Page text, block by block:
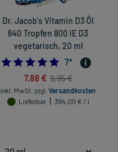
Dr. Jacob's Vitamin D3 Öl
640 Tropfen 800 IE D3
vegetarisch, 20 ml
5.0
7*
7,88 € 9,95 €
inkl. MwSt. zzgl. Versandkosten
Lieferbar
394,00 € / l